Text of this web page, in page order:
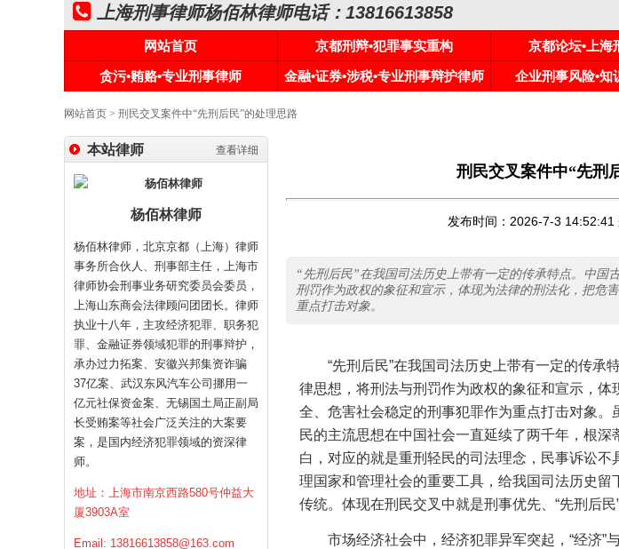
上海刑事律师杨佰林律师电话：13816613858
网站首页 京都刑辩•犯罪事实重构 京都论坛•上海
贪污•贿赂•专业刑事律师
金融•证券•涉税•专业刑事辩护律师 企业刑事风险•知
网站首页 > 刑民交叉案件中“先刑后民”的处理思路
查看详细
本站律师
杨佰林律师
杨佰林律师，北京京都（上海）律师
事务所合伙人、刑事部主任，上海市
律师协会刑事业务研究委员会委员，
上海山东商会法律顾问团团长。律师
执业十八年，主攻经济犯罪、职务犯
罪、金融证券领域犯罪的刑事辩护，
承办过力拓案、安徽兴邦集资诈骗
37亿案、武汉东风汽车公司挪用一
亿元社保资金案、无锡国土局正副局
长受贿案等社会广泛关注的大案要
案，是国内经济犯罪领域的资深律
师。
地址：上海市南京西路580号仲益大
厦3903A室
Email: 13816613858@163.com
刑民交叉案件中“先刑
发布时间：2026-7-3 14:52:41
“先刑后民”在我国司法历史上带有一定的传承特点。中国
刑罚作为政权的象征和宣示，体现为法律的刑法化，把危
重点打击对象。
“先刑后民”在我国司法历史上带有一定的传承
律思想，将刑法与刑罚作为政权的象征和宣示，
全、危害社会稳定的刑事犯罪作为重点打击对象。
民的主流思想在中国社会一直延续了两千年，根
白，对应的就是重刑轻民的司法理念，民事诉讼
理国家和管理社会的重要工具，给我国司法历史
传统。体现在刑民交叉中就是刑事优先、“先刑后
市场经济社会中，经济犯罪异军突起， “经济”